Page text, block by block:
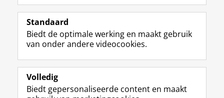
Volg de RUG
F
a
e
b
o
p
L
i
k
e
I
-
R
S
-
f
e
R
I
n
t
r
m
Y
o
T
e
k
Studiekiezers
Alumni
Over ons
Standaard
Biedt de optimale werking en maakt gebruik
van onder andere videocookies.
Volledig
Biedt gepersonaliseerde content en maakt